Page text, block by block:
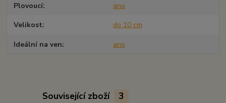
Plovoucí ano
Velikost do 10 cm
Ideální na ven ano
Související zboží 3